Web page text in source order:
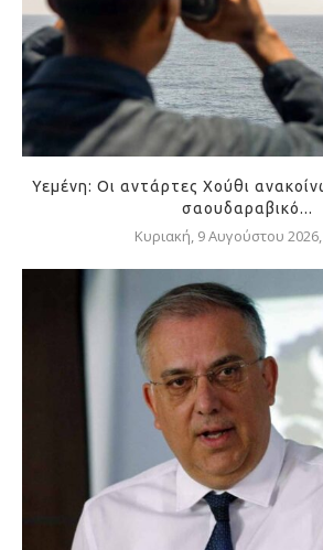
Υεμένη: Οι αντάρτες Χούθι
σαουδαραβικό...
Κυριακή, 9 Αυγούστου